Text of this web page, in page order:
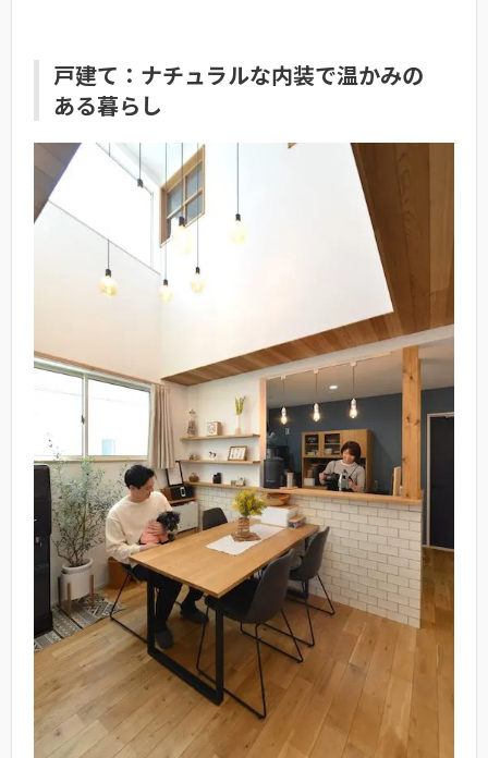
戸建て：ナチュラルな内装で温かみの
ある暮らし